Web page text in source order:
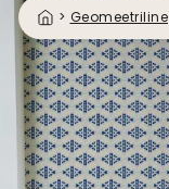
> Geomeetriline